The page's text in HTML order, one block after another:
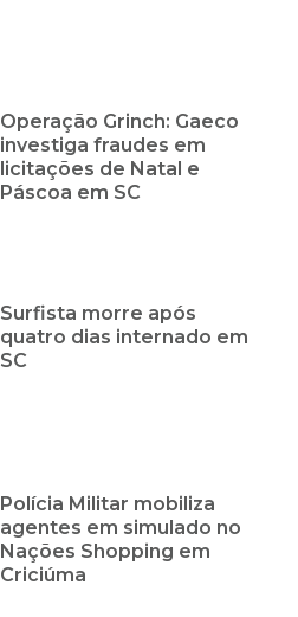
Operação Grinch: Gaeco
investiga fraudes em
licitações de Natal e
Páscoa em SC
Surfista morre após
quatro dias internado em
SC
Polícia Militar mobiliza
agentes em simulado no
Nações Shopping em
Criciúma